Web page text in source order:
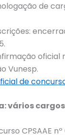
de
oficial
Vunesp.
de
vários cargos
CPSAAE